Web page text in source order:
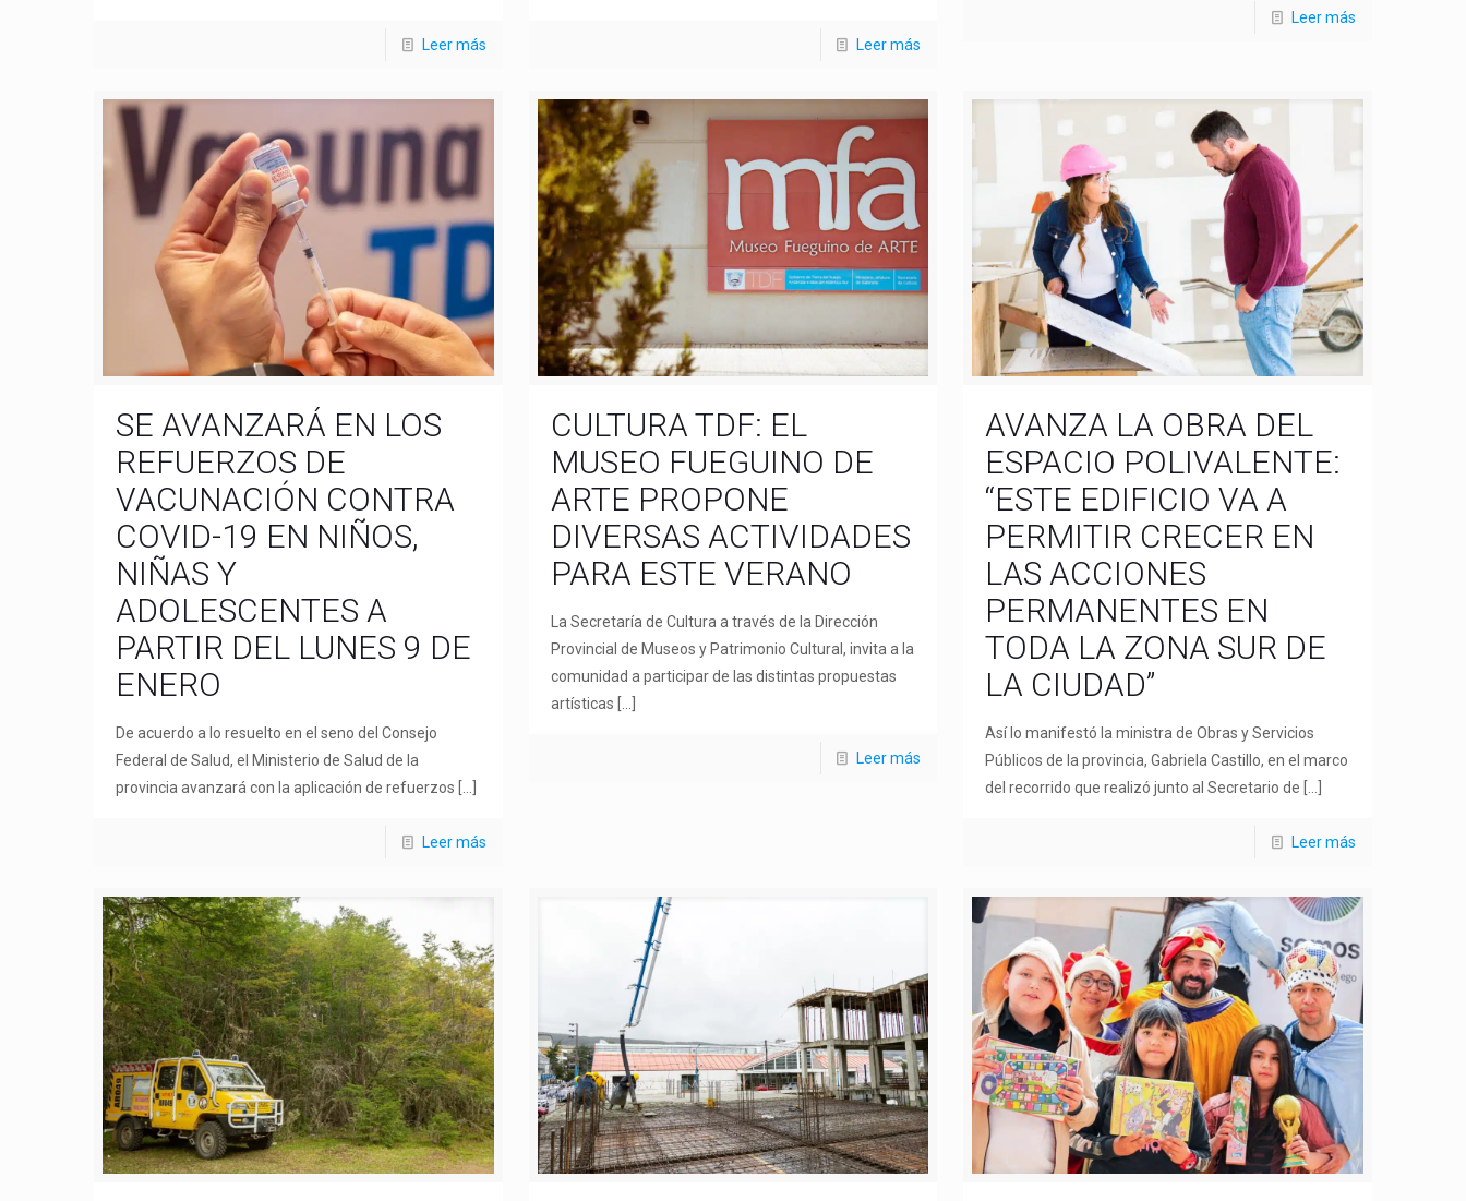
Leer más Leer más
Leer más
SE AVANZARÁ EN LOS
REFUERZOS DE
VACUNACIÓN CONTRA
COVID-19 EN NIÑOS,
NIÑAS Y
ADOLESCENTES A
PARTIR DEL LUNES 9 DE
ENERO
De acuerdo a lo resuelto en el seno del Consejo
Federal de Salud, el Ministerio de Salud de la
provincia avanzará con la aplicación de refuerzos
Leer más
CULTURA TDF: EL
MUSEO FUEGUINO DE
ARTE PROPONE
DIVERSAS ACTIVIDADES
PARA ESTE VERANO
La Secretaría de Cultura a través de la Dirección
Provincial de Museos y Patrimonio Cultural, invita a la
comunidad a participar de las distintas propuestas
artísticas
Leer más
AVANZA LA OBRA DEL
ESPACIO POLIVALENTE:
“ESTE EDIFICIO VA A
PERMITIR CRECER EN
LAS ACCIONES
PERMANENTES EN
TODA LA ZONA SUR DE
LA CIUDAD”
Así lo manifestó la ministra de Obras y Servicios
Públicos de la provincia, Gabriela Castillo, en el marco
del recorrido que realizó junto al Secretario de
Leer más